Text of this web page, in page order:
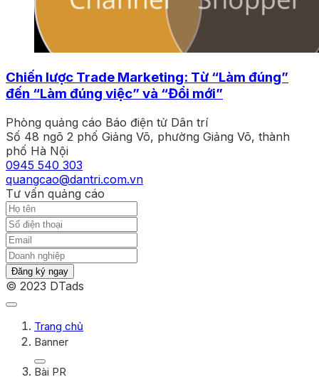
Chiến lược Trade Marketing: Từ “Làm đúng”
đến “Làm đúng việc” và “Đổi mới”
Phòng quảng cáo Báo điện tử Dân trí
Số 48 ngõ 2 phố Giảng Võ, phường Giảng Võ, thành
phố Hà Nội
0945 540 303
quangcao@dantri.com.vn
Tư vấn quảng cáo
Đăng ký ngay
© 2023 DTads
Trang chủ
Banner
Bài PR